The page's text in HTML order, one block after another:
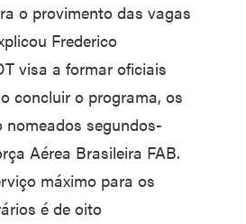
o provimento das vagas
Frederico
visa a formar oficiais
concluir o programa, os
nomeados segundos-
Aérea Brasileira FAB.
máximo para os
é de oito